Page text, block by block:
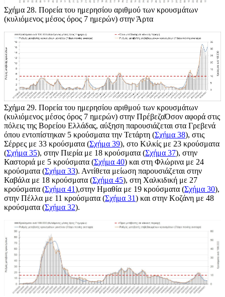
Σχήμα 28. Πορεία του ημερησίου αριθμού των κρουσμάτων
(κυλιόμενος μέσος όρος 7 ημερών) στην Άρτα
Σχήμα 29. Πορεία του ημερησίου αριθμού των κρουσμάτων
(κυλιόμενος μέσος όρος 7 ημερών) στην ΠρέβεζαΌσον αφορά στις
πόλεις της Βορείου Ελλάδας, αύξηση παρουσιάζεται στα Γρεβενά
όπου εντοπίστηκαν 5 κρούσματα την Τετάρτη (Σχήμα 38), στις
Σέρρες με 33 κρούσματα (Σχήμα 39), στο Κιλκίς με 23 κρούσματα
(Σχήμα 35), στην Πιερία με 18 κρούσματα (Σχήμα 37), στην
Καστοριά με 5 κρούσματα (Σχήμα 40) και στη Φλώρινα με 24
κρούσματα (Σχήμα 33). Αντίθετα μείωση παρουσιάζεται στην
Καβάλα με 18 κρούσματα (Σχήμα 45), στη Χαλκιδική με 27
κρούσματα (Σχήμα 41),στην Ημαθία με 19 κρούσματα (Σχήμα 30),
στην Πέλλα με 11 κρούσματα (Σχήμα 31) και στην Κοζάνη με 48
κρούσματα (Σχήμα 32).